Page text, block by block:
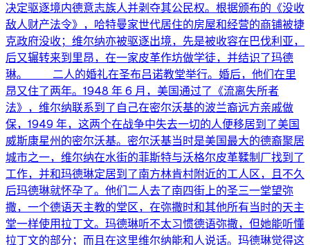
决定驱逐境内德意志族人并剥夺其公民权。根据颁布的《没收
敌人财产法令》，哈特曼家世代居住的房屋和经营的商铺被捷
克政府没收；维尔纳亦被驱逐出境，先是被收容在巴伐利亚，
后又辗转来到里昂，在一家皮革作坊做学徒，并结识了玛德
琳。 二人的婚礼在圣布吕诺教堂举行。婚后，他们在里
昂又住了两年。1948 年 6 月，美国通过了《流离失所者
法》，维尔纳联系到了自己在密尔沃基的波兰裔远方亲戚做
保，1949 年，这两个在战争中失去一切的人便移居到了美国
威斯康星州的密尔沃基。密尔沃基当时是美国最大的德裔聚居
城市之一，维尔纳在水街的菲斯特与沃格尔皮革鞣制厂找到了
工作，并和玛德琳定居到了南方林肯村附近的工人区，且不久
后玛德琳就怀孕了。他们二人去了南四街上的圣三一堂望弥
撒，一个德语天主教的堂区，在弥撒时和其他所有当时的天主
堂一样使用拉丁文。玛德琳听不太习惯德语弥撒，但她能听懂
拉丁文的部分；而且在这里维尔纳能和人说话。玛德琳觉得这